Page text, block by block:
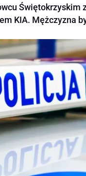
Świętokrzyskim
KIA. Mężczyzna